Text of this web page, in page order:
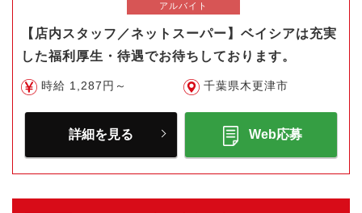
アルバイト
【店内スタッフ／ネットスーパー】ベイシアは充実
した福利厚生・待遇でお待ちしております。
時給 1,287円～ 千葉県木更津市
詳細を見る Web応募